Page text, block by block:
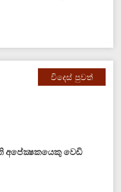
විදෙස් පුවත්
අපේක්‍ෂකයෙකු වෙඩි